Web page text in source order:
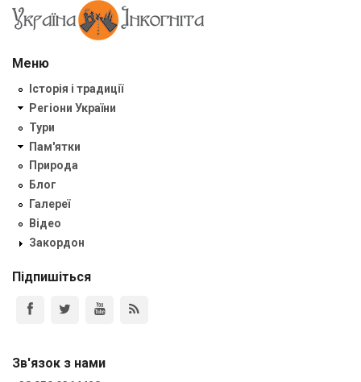
Меню
Історія і традиції
Регіони України
Тури
Пам'ятки
Природа
Блог
Галереї
Відео
Закордон
Підпишіться
Зв'язок з нами